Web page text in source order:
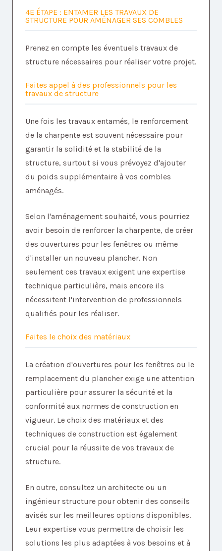
4E ÉTAPE : ENTAMER LES TRAVAUX DE
STRUCTURE POUR AMÉNAGER SES COMBLES
Prenez en compte les éventuels travaux de
structure nécessaires pour réaliser votre projet.
Faites appel à des professionnels pour les
travaux de structure
Une fois les travaux entamés, le renforcement
de la charpente est souvent nécessaire pour
garantir la solidité et la stabilité de la
structure, surtout si vous prévoyez d'ajouter
du poids supplémentaire à vos combles
aménagés.
Selon l'aménagement souhaité, vous pourriez
avoir besoin de renforcer la charpente, de créer
des ouvertures pour les fenêtres ou même
d'installer un nouveau plancher. Non
seulement ces travaux exigent une expertise
technique particulière, mais encore ils
nécessitent l'intervention de professionnels
qualifiés pour les réaliser.
Faites le choix des matériaux
La création d'ouvertures pour les fenêtres ou le
remplacement du plancher exige une attention
particulière pour assurer la sécurité et la
conformité aux normes de construction en
vigueur. Le choix des matériaux et des
techniques de construction est également
crucial pour la réussite de vos travaux de
structure.
En outre, consultez un architecte ou un
ingénieur structure pour obtenir des conseils
avisés sur les meilleures options disponibles.
Leur expertise vous permettra de choisir les
solutions les plus adaptées à vos besoins et à